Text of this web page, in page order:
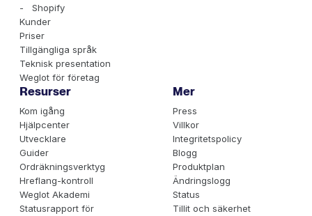
- Shopify
Kunder
Priser
Tillgängliga språk
Teknisk presentation
Weglot för företag
Resurser
Kom igång
Hjälpcenter
Utvecklare
Guider
Ordräkningsverktyg
Hreflang-kontroll
Weglot Akademi
Statusrapport för
Mer
Press
Villkor
Integritetspolicy
Blogg
Produktplan
Ändringslogg
Status
Tillit och säkerhet